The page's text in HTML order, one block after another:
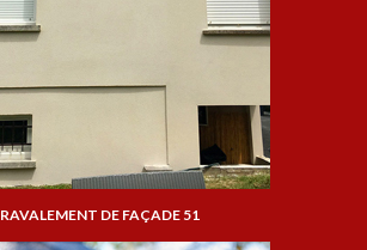
RAVALEMENT DE FAÇADE 51